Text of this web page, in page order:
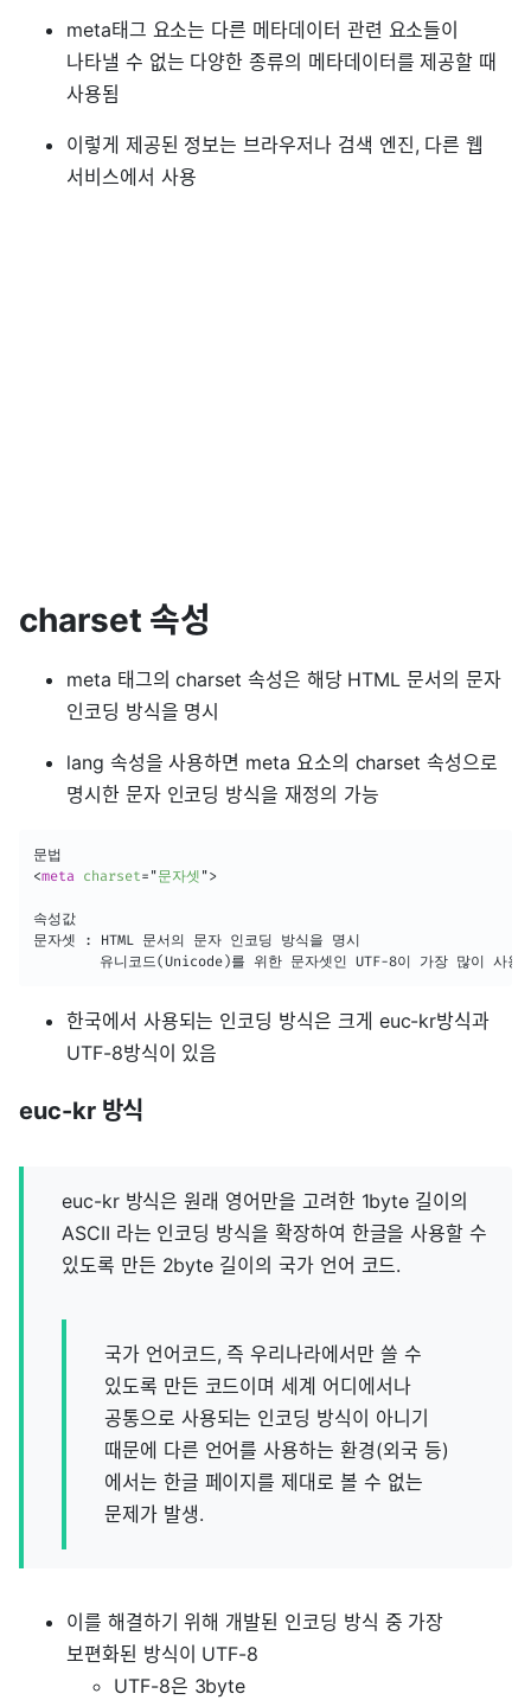
meta태그 요소는 다른 메타데이터 관련 요소들이
나타낼 수 없는 다양한 종류의 메타데이터를 제공할 때
사용됨
이렇게 제공된 정보는 브라우저나 검색 엔진, 다른 웹
서비스에서 사용
charset 속성
meta 태그의 charset 속성은 해당 HTML 문서의 문자
인코딩 방식을 명시
lang 속성을 사용하면 meta 요소의 charset 속성으로
명시한 문자 인코딩 방식을 재정의 가능
<meta charset= "문자셋 ">
속성값
문자셋 : HTML 문서의 문자 인코딩 방식을 명시
유니코드(Unicode)를 위한 문자셋인 UTF-8이 가장 많이 사용
한국에서 사용되는 인코딩 방식은 크게 euc-kr방식과
UTF-8방식이 있음
euc-kr 방식
euc-kr 방식은 원래 영어만을 고려한 1byte 길이의
ASCII 라는 인코딩 방식을 확장하여 한글을 사용할 수
있도록 만든 2byte 길이의 국가 언어 코드.
국가 언어코드, 즉 우리나라에서만 쓸 수
있도록 만든 코드이며 세계 어디에서나
공통으로 사용되는 인코딩 방식이 아니기
때문에 다른 언어를 사용하는 환경(외국 등)
에서는 한글 페이지를 제대로 볼 수 없는
문제가 발생.
이를 해결하기 위해 개발된 인코딩 방식 중 가장
보편화된 방식이 UTF-8
UTF-8은 3byte